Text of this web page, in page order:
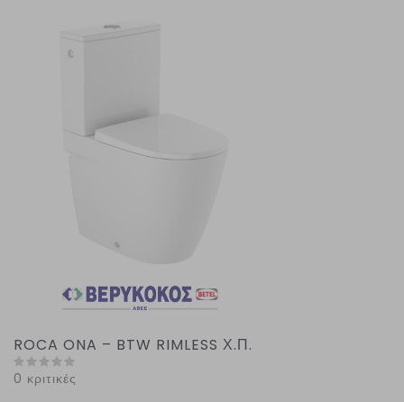
ROCA ONA – BTW RIMLESS Χ.Π.
0 κριτικές